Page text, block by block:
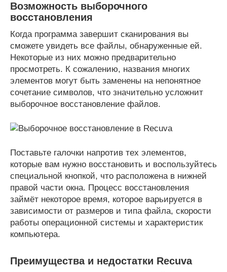
Возможность выборочного
восстановления
Когда программа завершит сканирования вы
сможете увидеть все файлы, обнаруженные ей.
Некоторые из них можно предварительно
просмотреть. К сожалению, названия многих
элементов могут быть заменены на непонятное
сочетание символов, что значительно усложнит
выборочное восстановление файлов.
Поставьте галочки напротив тех элементов,
которые вам нужно восстановить и воспользуйтесь
специальной кнопкой, что расположена в нижней
правой части окна. Процесс восстановления
займёт некоторое время, которое варьируется в
зависимости от размеров и типа файла, скорости
работы операционной системы и характеристик
компьютера.
Преимущества и недостатки Recuva